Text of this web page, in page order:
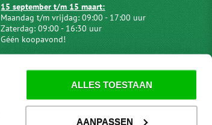
ALLES TOESTAAN
AANPASSEN
15 september t/m 15 maart:
Maandag t/m vrijdag: 09:00 - 17:00 uur
Zaterdag: 09:00 - 16:30 uur
Géén koopavond!